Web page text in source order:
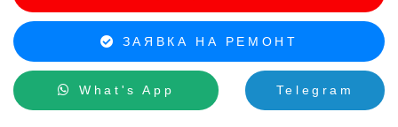
ЗАЯВКА НА РЕМОНТ
What's App Telegram